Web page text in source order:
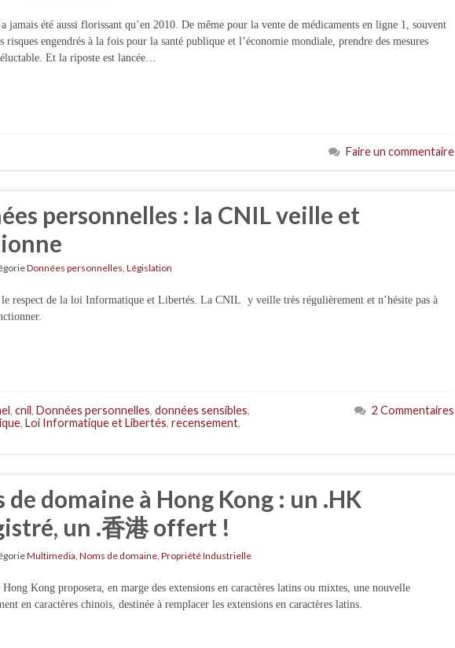
jamais été aussi florissant qu’en 2010. De même pour la vente de médicaments en ligne 1, souvent
risques engendrés à la fois pour la santé publique et l’économie mondiale, prendre des mesures
Et la riposte est lancée…
Faire un commentaire
personnelles : la CNIL veille et
Données personnelles, Législation
le respect de la loi Informatique et Libertés. La CNIL y veille très régulièrement et n’hésite pas à
, cnil, Données personnelles, données sensibles,
, Loi Informatique et Libertés, recensement,
2 Commentaires
de domaine à Hong Kong : un .HK
un .香港 offert !
Multimedia, Noms de domaine, Propriété Industrielle
Hong Kong proposera, en marge des extensions en caractères latins ou mixtes, une nouvelle
en caractères chinois, destinée à remplacer les extensions en caractères latins.